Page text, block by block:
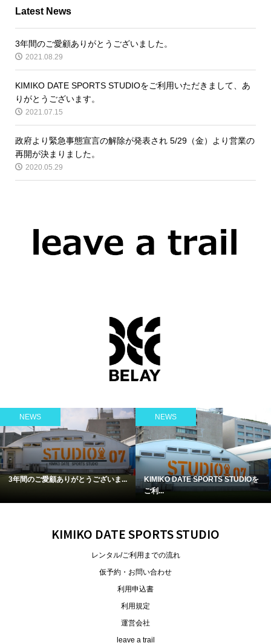
Latest News
3年間のご愛顧ありがとうございました。
2021.08.29
KIMIKO DATE SPORTS STUDIOをご利用いただきまして、あ
りがとうございます。
2021.07.15
政府より緊急事態宣言の解除が発表され 5/29（金）より営業の
再開が決まりました。
2020.05.29
NEWS
3年間のご愛顧ありがとうございま...
NEWS
KIMIKO DATE SPORTS STUDIOを
ご利...
KIMIKO DATE SPORTS STUDIO
レンタル/ご利用までの流れ
仮予約・お問い合わせ
利用申込書
利用規定
運営会社
leave a trail